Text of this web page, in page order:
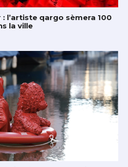
l’artiste qargo sèmera 100
la ville